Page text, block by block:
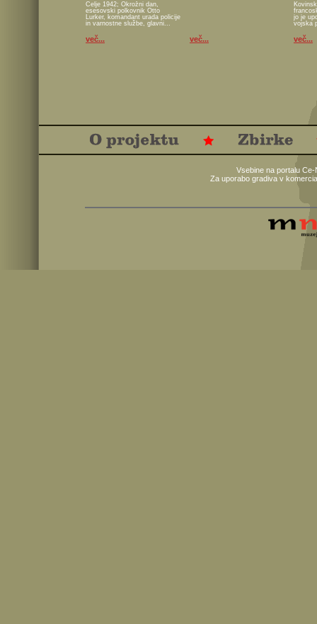
Celje 1942; Okrožni dan,
esesovski polkovnik Otto
Lurker, komandant urada policije
in varnostne službe, glavni...
več... več...
jo je
vojska
več...
Vsebine na portalu
Za uporabo gradiva v